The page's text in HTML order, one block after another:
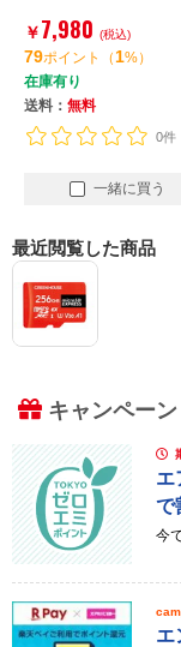
B]
￥7,980 (税込)
79ポイント （ 1%）
在庫有り
送料： 無料
0件
一緒に買う
最近閲覧した商品
キャンペーン
エ
で
今
エ